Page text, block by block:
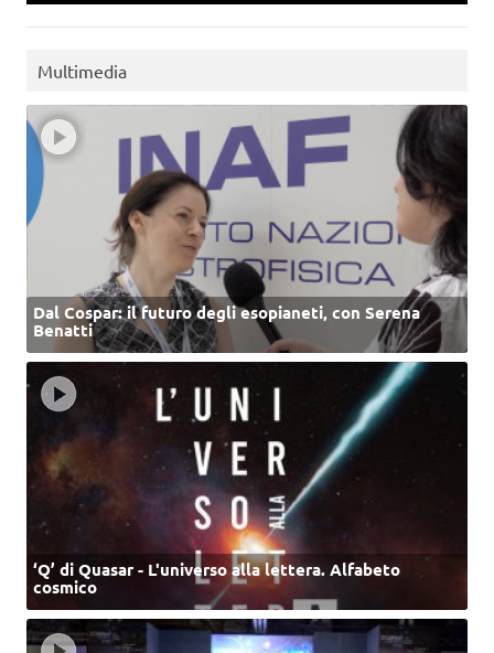
Multimedia
Dal Cospar: il futuro degli esopianeti, con Serena
Benatti
‘Q’ di Quasar - L'universo alla lettera. Alfabeto
cosmico